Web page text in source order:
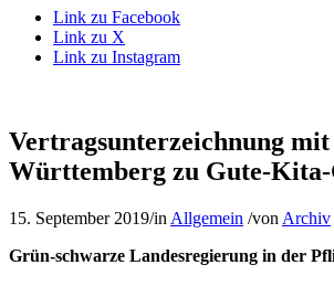
Link zu Facebook
Link zu X
Link zu Instagram
Vertragsunterzeichnung mit
Württemberg zu Gute-Kita-
15. September 2019/in Allgemein /von Archiv
Grün-schwarze Landesregierung in der